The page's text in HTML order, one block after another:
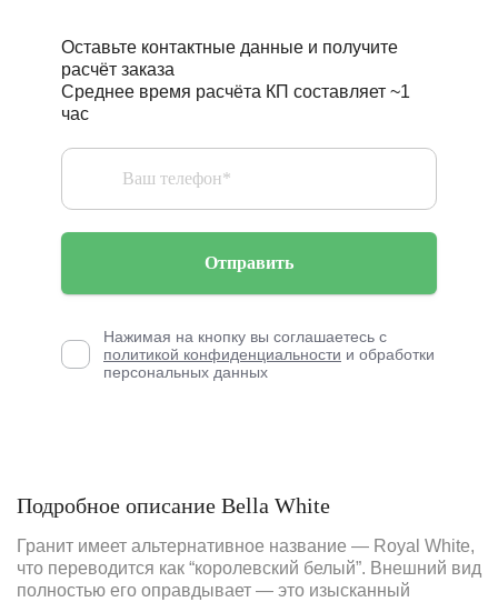
Оставьте контактные данные и получите
расчёт заказа
Среднее время расчёта КП составляет ~1
час
Отправить
Нажимая на кнопку вы соглашаетесь с
политикой конфиденциальности и обработки
персональных данных
Подробное описание Bella White
Гранит имеет альтернативное название — Royal White,
что переводится как “королевский белый”. Внешний вид
полностью его оправдывает — это изысканный